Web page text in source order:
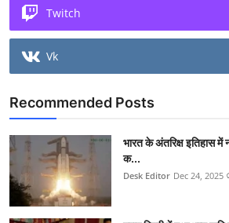
Twitch
Vk
Recommended Posts
भारत के अंतरिक्ष इतिहास में
क...
Desk Editor Dec 24, 2025